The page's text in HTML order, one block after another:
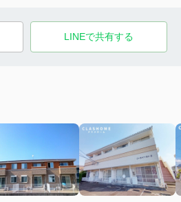
LINEで共有する